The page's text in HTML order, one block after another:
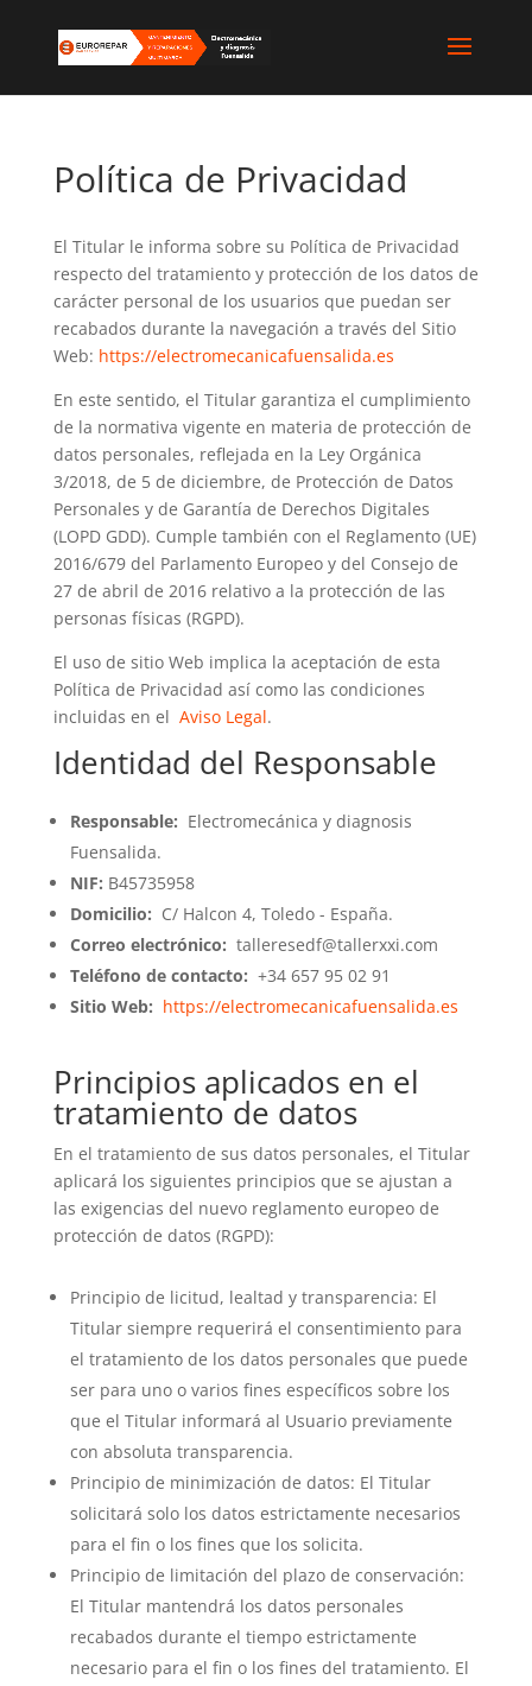
Política de Privacidad
El Titular le informa sobre su Política de Privacidad
respecto del tratamiento y protección de los datos de
carácter personal de los usuarios que puedan ser
recabados durante la navegación a través del Sitio
Web: https://electromecanicafuensalida.es
En este sentido, el Titular garantiza el cumplimiento
de la normativa vigente en materia de protección de
datos personales, reflejada en la Ley Orgánica
3/2018, de 5 de diciembre, de Protección de Datos
Personales y de Garantía de Derechos Digitales
(LOPD GDD). Cumple también con el Reglamento (UE)
2016/679 del Parlamento Europeo y del Consejo de
27 de abril de 2016 relativo a la protección de las
personas físicas (RGPD).
El uso de sitio Web implica la aceptación de esta
Política de Privacidad así como las condiciones
incluidas en el Aviso Legal.
Identidad del Responsable
Responsable: Electromecánica y diagnosis
Fuensalida.
NIF: B45735958
Domicilio: C/ Halcon 4, Toledo - España.
Correo electrónico: talleresedf@tallerxxi.com
Teléfono de contacto: +34 657 95 02 91
Sitio Web: https://electromecanicafuensalida.es
Principios aplicados en el
tratamiento de datos
En el tratamiento de sus datos personales, el Titular
aplicará los siguientes principios que se ajustan a
las exigencias del nuevo reglamento europeo de
protección de datos (RGPD):
Principio de licitud, lealtad y transparencia: El
Titular siempre requerirá el consentimiento para
el tratamiento de los datos personales que puede
ser para uno o varios fines específicos sobre los
que el Titular informará al Usuario previamente
con absoluta transparencia.
Principio de minimización de datos: El Titular
solicitará solo los datos estrictamente necesarios
para el fin o los fines que los solicita.
Principio de limitación del plazo de conservación:
El Titular mantendrá los datos personales
recabados durante el tiempo estrictamente
necesario para el fin o los fines del tratamiento. El